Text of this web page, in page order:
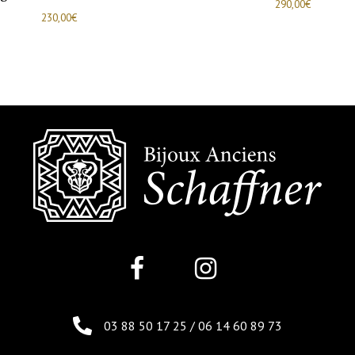
230,00€
290,00€
03 88 50 17 25 / 06 14 60 89 73